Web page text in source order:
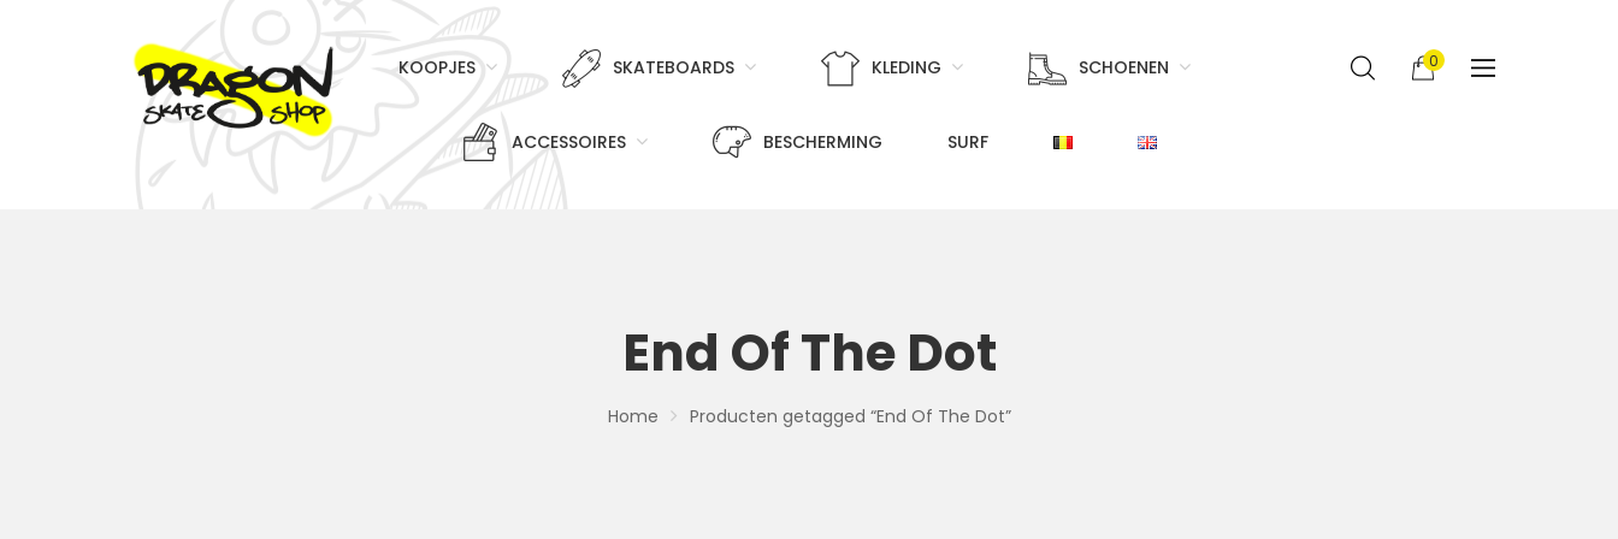
KOOPJES SKATEBOARDS KLEDING SCHOENEN
ACCESSOIRES BESCHERMING SURF
0
End Of The Dot
Home Producten getagged “End Of The Dot”